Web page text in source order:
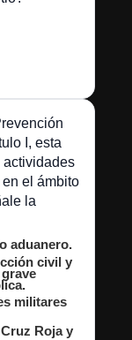
I, esta
actividades
el ámbito
la
aduanero.
civil y
militares
Roja y